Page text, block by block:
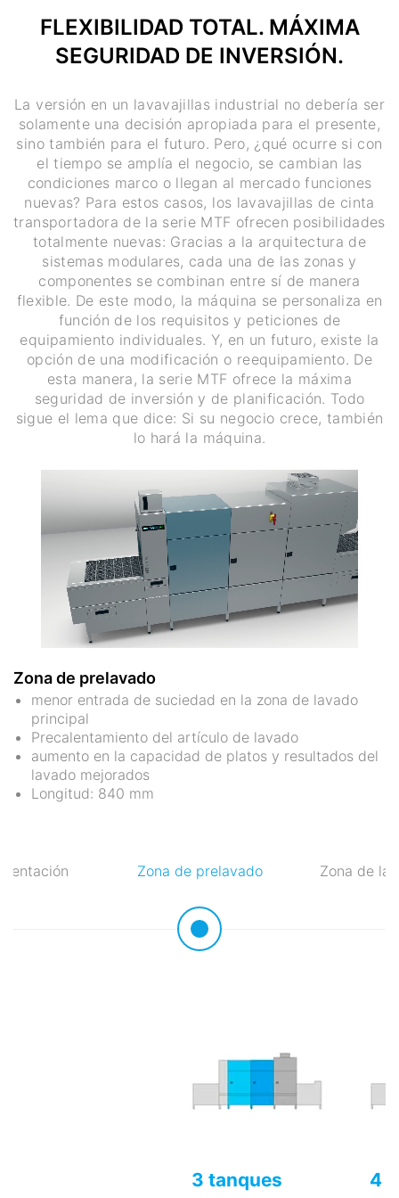
FLEXIBILIDAD TOTAL. MÁXIMA
SEGURIDAD DE INVERSIÓN.
La versión en un lavavajillas industrial no debería ser
solamente una decisión apropiada para el presente,
sino también para el futuro. Pero, ¿qué ocurre si con
el tiempo se amplía el negocio, se cambian las
condiciones marco o llegan al mercado funciones
nuevas? Para estos casos, los lavavajillas de cinta
transportadora de la serie MTF ofrecen posibilidades
totalmente nuevas: Gracias a la arquitectura de
sistemas modulares, cada una de las zonas y
componentes se combinan entre sí de manera
flexible. De este modo, la máquina se personaliza en
función de los requisitos y peticiones de
equipamiento individuales. Y, en un futuro, existe la
opción de una modificación o reequipamiento. De
esta manera, la serie MTF ofrece la máxima
seguridad de inversión y de planificación. Todo
sigue el lema que dice: Si su negocio crece, también
lo hará la máquina.
Zona de prelavado
menor entrada de suciedad en la zona de lavado
principal
Precalentamiento del artículo de lavado
aumento en la capacidad de platos y resultados del
lavado mejorados
Longitud: 840 mm
Zona de prelavado Zona de
3 tanques 4